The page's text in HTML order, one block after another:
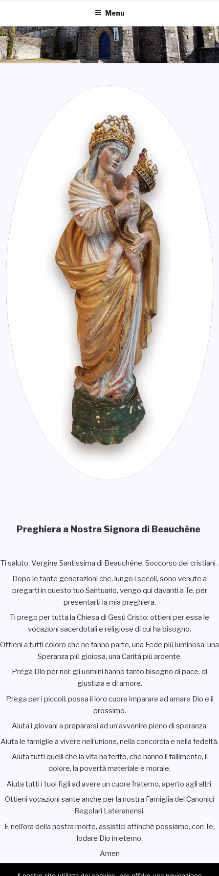
contenuto
Menu
Preghiera a Nostra Signora di Beauchêne
Ti saluto, Vergine Santissima di Beauchêne, Soccorso dei cristiani .
Dopo le tante generazioni che, lungo i secoli, sono venute a
pregarti in questo tuo Santuario, vengo qui davanti a Te, per
presentarti la mia preghiera.
Ti prego per tutta la Chiesa di Gesù Cristo: ottieni per essa le
vocazioni sacerdotali e religiose di cui ha bisogno.
Ottieni a tutti coloro che ne fanno parte, una Fede più luminosa, una
Speranza più gioiosa, una Carità più ardente.
Prega Dio per noi: gli uomini hanno tanto bisogno di pace, di
giustizia e di amore.
Prega per i piccoli: possa il loro cuore imparare ad amare Dio e il
prossimo.
Aiuta i giovani a prepararsi ad un’avvenire pieno di speranza.
Aiuta le famiglie a vivere nell’unione, nella concordia e nella fedeltà.
Aiuta tutti quelli che la vita ha ferito, che hanno il fallimento, il
dolore, la povertà materiale e morale.
Aiuta tutti i tuoi figli ad avere un cuore fraterno, aperto agli altri.
Ottieni vocazioni sante anche per la nostra Famiglia dei Canonici
Regolari Lateranensi.
E nell’ora della nostra morte, assistici affinché possiamo, con Te,
lodare Dio in eterno.
Amen